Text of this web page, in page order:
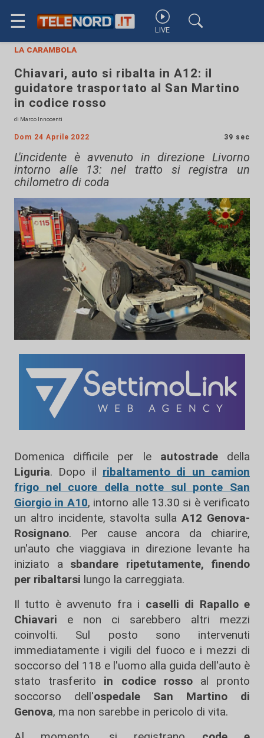
☰ LIVE
la carambola
Chiavari, auto si ribalta in A12: il
guidatore trasportato al San Martino
in codice rosso
di Marco Innocenti
Dom 24 Aprile 2022 39 sec
L'incidente è avvenuto in direzione Livorno
intorno alle 13: nel tratto si registra un
chilometro di coda
Domenica difficile per le autostradedella
Liguria. Dopo il ribaltamento di un camion
frigo nel cuore della notte sul ponte San
Giorgio in A10, intorno alle 13.30 si è verificato
un altro incidente, stavolta sullaA12 Genova-
Rosignano. Per cause ancora da chiarire,
un'auto che viaggiava in direzione levante ha
iniziato a sbandare ripetutamente, finendo
per ribaltarsi lungo la carreggiata.
Il tutto è avvenuto fra i caselli di Rapallo e
Chiavari e non ci sarebbero altri mezzi
coinvolti. Sul posto sono intervenuti
immediatamente i vigili del fuoco e i mezzi di
soccorso del 118 e l'uomo alla guida dell'auto è
stato trasferito in codice rossoal pronto
soccorso dell'ospedale San Martino di
Genova, ma non sarebbe in pericolo di vita.